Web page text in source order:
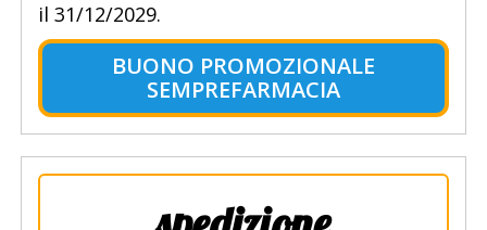
il 31/12/2029.
BUONO PROMOZIONALE
SEMPREFARMACIA